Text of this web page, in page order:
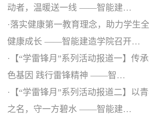
动者，温暖送一线 ——智能建…
·落实健康第一教育理念，助力学生
健康成长 ——智能建造学院召开…
· 【“学雷锋月”系列活动报道一】传
色基因 践行雷锋精神 ——智…
· 【“学雷锋月”系列活动报道二】以
之名，守一方碧水 ——智能建…